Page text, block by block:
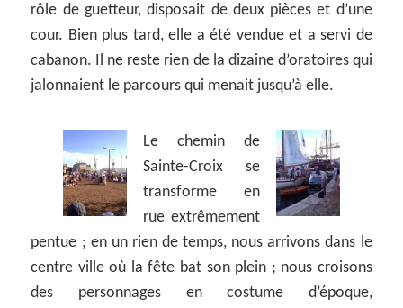
rôle de guetteur, disposait de deux pièces et d’une
cour. Bien plus tard, elle a été vendue et a servi de
cabanon. Il ne reste rien de la dizaine d’oratoires qui
jalonnaient le parcours qui menait jusqu’à elle.
Le chemin de
Sainte-Croix se
transforme en
rue extrêmement
pentue ; en un rien de temps, nous arrivons dans le
centre ville où la fête bat son plein ; nous croisons
des personnages en costume d’époque,